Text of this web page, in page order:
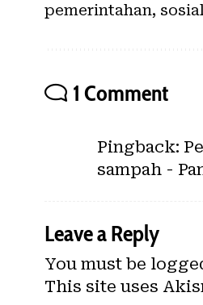
pemerintahan,
1 Comment
Pingback:
sampah -
Leave a Reply
You must be
This site uses